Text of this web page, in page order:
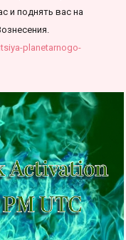
и поднять вас на
planetarnogo-